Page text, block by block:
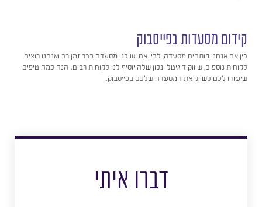
קידום מסעדות בפייסבוק
בין אם אנחנו פותחים מסעדה, לבין אם יש לנו מסעדה כבר זמן רב ואנחנו רוצים
לקוחות נוספים, שיווק דיגיטלי נכון שלה יוסיף לנו לקוחות רבים. הנה כמה טיפים
שיעזרו לכם לשווק את המסעדה שלכם בפייסבוק.
דברו איתי